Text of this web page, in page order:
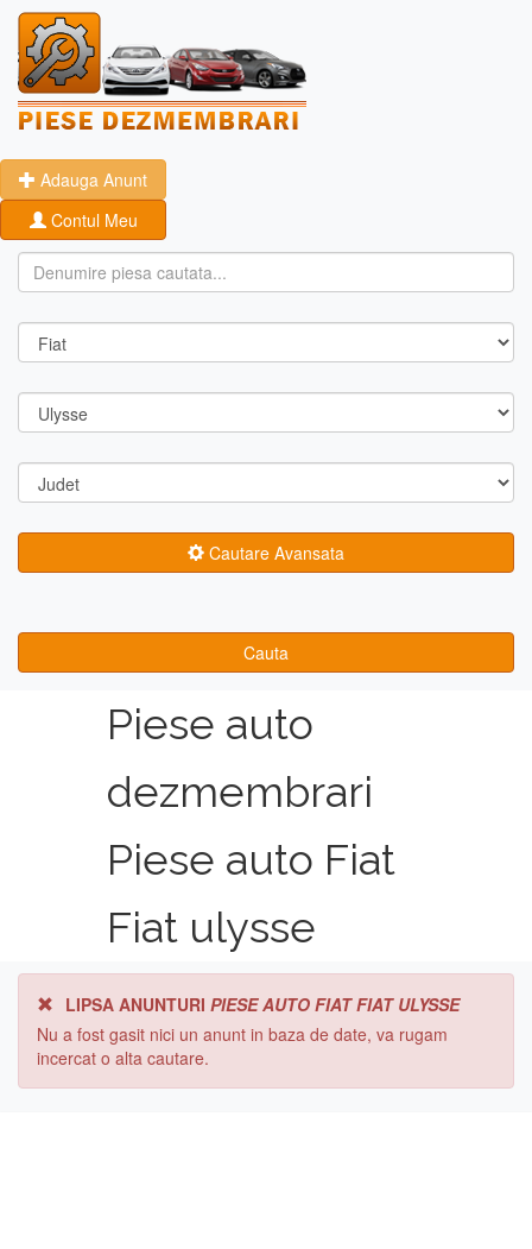
Adauga Anunt
Contul Meu
Cautare Avansata
Cauta
Piese auto
dezmembrari
Piese auto Fiat
Fiat ulysse
LIPSA ANUNTURI PIESE AUTO FIAT FIAT ULYSSE
Nu a fost gasit nici un anunt in baza de date, va rugam
incercat o alta cautare.